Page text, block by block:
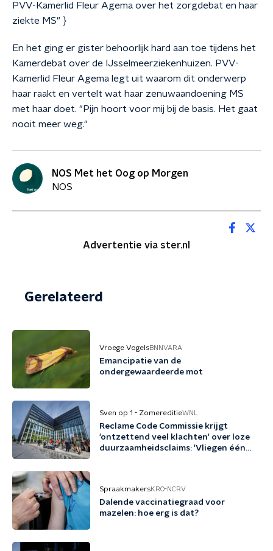
PVV-Kamerlid Fleur Agema over het zorgdebat en haar
ziekte MS" }
En het ging er gister behoorlijk hard aan toe tijdens het
Kamerdebat over de IJsselmeerziekenhuizen. PVV-
Kamerlid Fleur Agema legt uit waarom dit onderwerp
haar raakt en vertelt wat haar zenuwaandoening MS
met haar doet. "Pijn hoort voor mij bij de basis. Het gaat
nooit meer weg."
NOS Met het Oog op Morgen
NOS
Advertentie via ster.nl
Gerelateerd
Vroege VogelsBNNVARA
Emancipatie van de
ondergewaardeerde mot
Sven op 1 - ZomereditieWNL
Reclame Code Commissie krijgt
'ontzettend veel klachten' over loze
duurzaamheidsclaims: 'Vliegen één
SpraakmakersKRO-NCRV
Dalende vaccinatiegraad voor
mazelen: hoe erg is dat?